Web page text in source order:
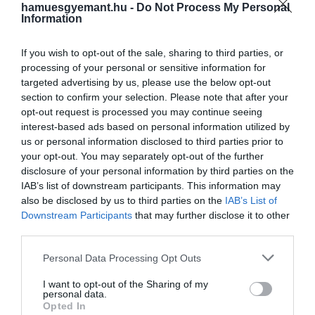
hamuesgyemant.hu - Do Not Process My Personal
Information
If you wish to opt-out of the sale, sharing to third parties, or
processing of your personal or sensitive information for
targeted advertising by us, please use the below opt-out
section to confirm your selection. Please note that after your
opt-out request is processed you may continue seeing
interest-based ads based on personal information utilized by
us or personal information disclosed to third parties prior to
your opt-out. You may separately opt-out of the further
disclosure of your personal information by third parties on the
IAB’s list of downstream participants. This information may
also be disclosed by us to third parties on the IAB’s List of
Downstream Participants that may further disclose it to other
Please note that this website/app uses one or more Google
not limited to your visit or usage behaviour. You may click to
grant or deny consent to Google and its third-party tags to
Personal Data Processing Opt Outs
I want to opt-out of the Sharing of my
personal data.
Opted In
át tudatosan építette saját mítoszát.
Extravagáns…